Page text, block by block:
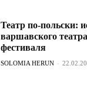
Театр по-польски:
варшавского
фестиваля
SOLOMIA HERUN -